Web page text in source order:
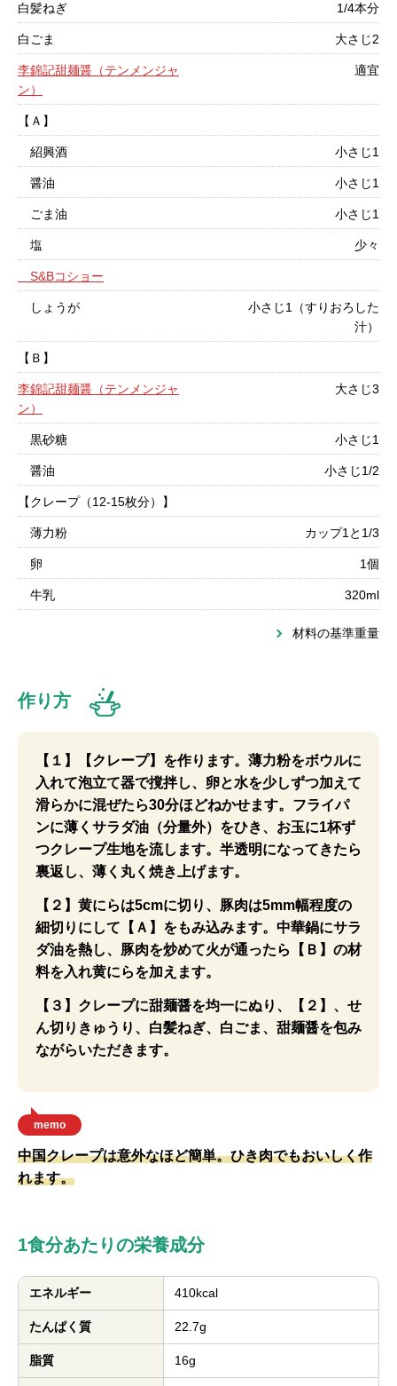
白髪ねぎ 1/4本分
白ごま 大さじ2
李錦記甜麺醤（テンメンジャ
ン）
適宜
【Ａ】
紹興酒 小さじ1
醤油 小さじ1
ごま油 小さじ1
塩 少々
S&Bコショー
しょうが
小さじ1（すりおろした
汁）
【Ｂ】
李錦記甜麺醤（テンメンジャ
ン）
大さじ3
黒砂糖 小さじ1
醤油 小さじ1/2
【クレープ（12-15枚分）】
薄力粉 カップ1と1/3
卵 1個
牛乳 320ml
材料の基準重量
作り方
【１】【クレープ】を作ります。薄力粉をボウルに
入れて泡立て器で撹拌し、卵と水を少しずつ加えて
滑らかに混ぜたら30分ほどねかせます。フライパ
ンに薄くサラダ油（分量外）をひき、お玉に1杯ず
つクレープ生地を流します。半透明になってきたら
裏返し、薄く丸く焼き上げます。
【２】黄にらは5cmに切り、豚肉は5mm幅程度の
細切りにして【Ａ】をもみ込みます。中華鍋にサラ
ダ油を熱し、豚肉を炒めて火が通ったら【Ｂ】の材
料を入れ黄にらを加えます。
【３】クレープに甜麺醤を均一にぬり、【２】、せ
ん切りきゅうり、白髪ねぎ、白ごま、甜麺醤を包み
ながらいただきます。
memo
中国クレープは意外なほど簡単。ひき肉でもおいしく作
れます。
1食分あたりの栄養成分
エネルギー 410kcal
たんぱく質 22.7g
脂質 16g